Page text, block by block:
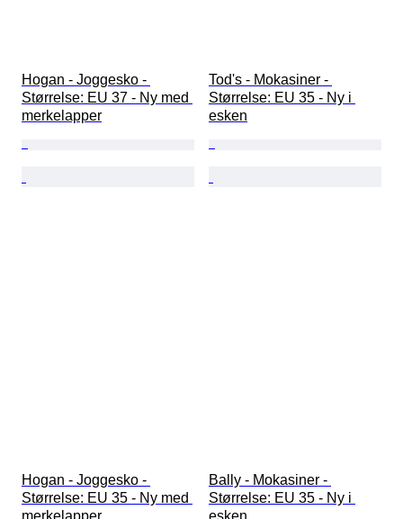
Hogan - Joggesko -
Størrelse: EU 37 - Ny med
merkelapper
Tod's - Mokasiner -
Størrelse: EU 35 - Ny i
esken
Hogan - Joggesko -
Størrelse: EU 35 - Ny med
Bally - Mokasiner -
Størrelse: EU 35 - Ny i